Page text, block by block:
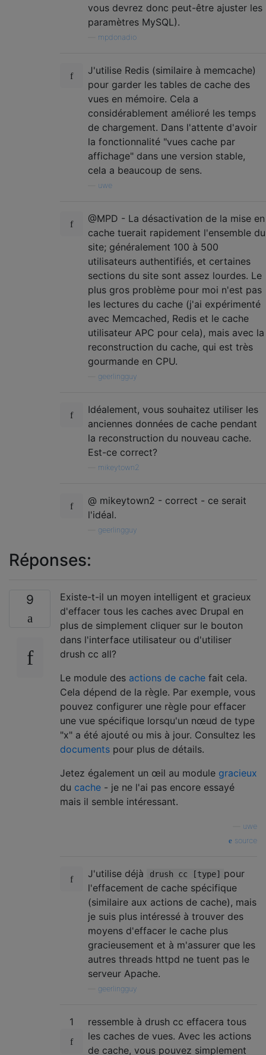
vous devrez donc peut-être ajuster les
paramètres MySQL).
mpdonadio
J'utilise Redis (similaire à memcache)
pour garder les tables de cache des
vues en mémoire. Cela a
considérablement amélioré les temps
de chargement. Dans l'attente d'avoir
la fonctionnalité "vues cache par
affichage" dans une version stable,
cela a beaucoup de sens.
uwe
@MPD - La désactivation de la mise en
cache tuerait rapidement l'ensemble du
site; généralement 100 à 500
utilisateurs authentifiés, et certaines
sections du site sont assez lourdes. Le
plus gros problème pour moi n'est pas
les lectures du cache (j'ai expérimenté
avec Memcached, Redis et le cache
utilisateur APC pour cela), mais avec la
reconstruction du cache, qui est très
gourmande en CPU.
geerlingguy
Idéalement, vous souhaitez utiliser les
anciennes données de cache pendant
la reconstruction du nouveau cache.
Est-ce correct?
mikeytown2
@ mikeytown2 - correct - ce serait
l'idéal.
geerlingguy
Réponses:
9
Existe-t-il un moyen intelligent et gracieux
d'effacer tous les caches avec Drupal en
plus de simplement cliquer sur le bouton
dans l'interface utilisateur ou d'utiliser
drush cc all?
Le module des actions de cache fait cela.
Cela dépend de la règle. Par exemple, vous
pouvez configurer une règle pour effacer
une vue spécifique lorsqu'un nœud de type
"x" a été ajouté ou mis à jour. Consultez les
documents pour plus de détails.
Jetez également un œil au module gracieux
du cache - je ne l'ai pas encore essayé
mais il semble intéressant.
uwe
source
J'utilise déjà drush cc [type] pour
l'effacement de cache spécifique
(similaire aux actions de cache), mais
je suis plus intéressé à trouver des
moyens d'effacer le cache plus
gracieusement et à m'assurer que les
autres threads httpd ne tuent pas le
serveur Apache.
geerlingguy
1
ressemble à drush cc effacera tous
les caches de vues. Avec les actions
de cache, vous pouvez simplement